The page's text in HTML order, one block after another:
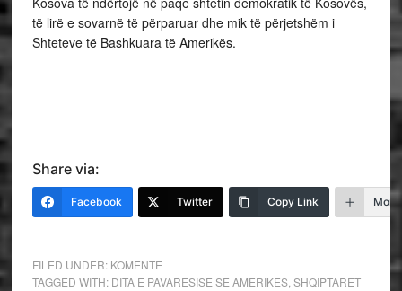
të lirë e sovarnë të përparuar dhe mik të përjetshëm i
Shteteve të Bashkuara të Amerikës.
Share via:
Facebook Twitter Copy Link More
FILED UNDER: KOMENTE
TAGGED WITH: DITA E PAVARESISE SE AMERIKES, SHQIPTARET